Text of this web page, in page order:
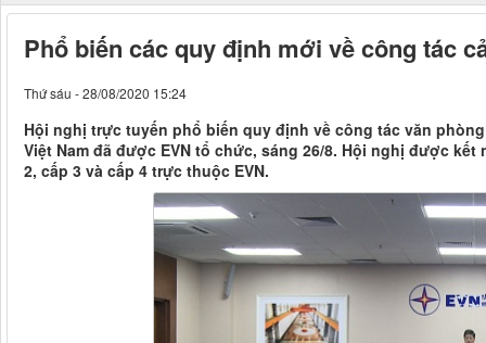
Phổ biến các quy định mới về công tác
Thứ sáu - 28/08/2020 15:24
Hội nghị trực tuyến phổ biến quy định về công tác văn
Việt Nam đã được EVN tổ chức, sáng 26/8. Hội nghị được
2, cấp 3 và cấp 4 trực thuộc EVN.